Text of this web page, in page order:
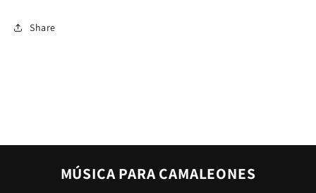
Share
MÚSICA PARA CAMALEONES